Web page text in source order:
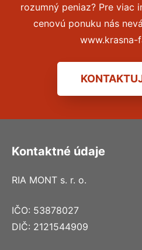
rozumný peniaz? Pre viac
cenovú ponuku nás
www.krasna-
Kontaktné údaje
RIA MONT s. r. o.
IČO: 53878027
DIČ: 2121544909